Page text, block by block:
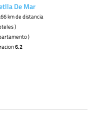
De Mar
km de distancia
)
)
6.2